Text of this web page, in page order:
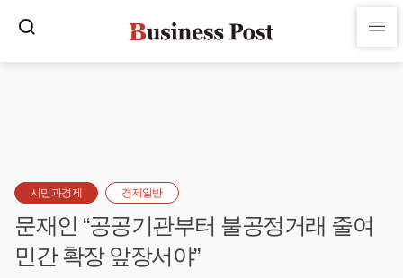
시민과경제 경제일반
문재인 “공공기관부터 불공정거래 줄여
민간 확장 앞장서야”